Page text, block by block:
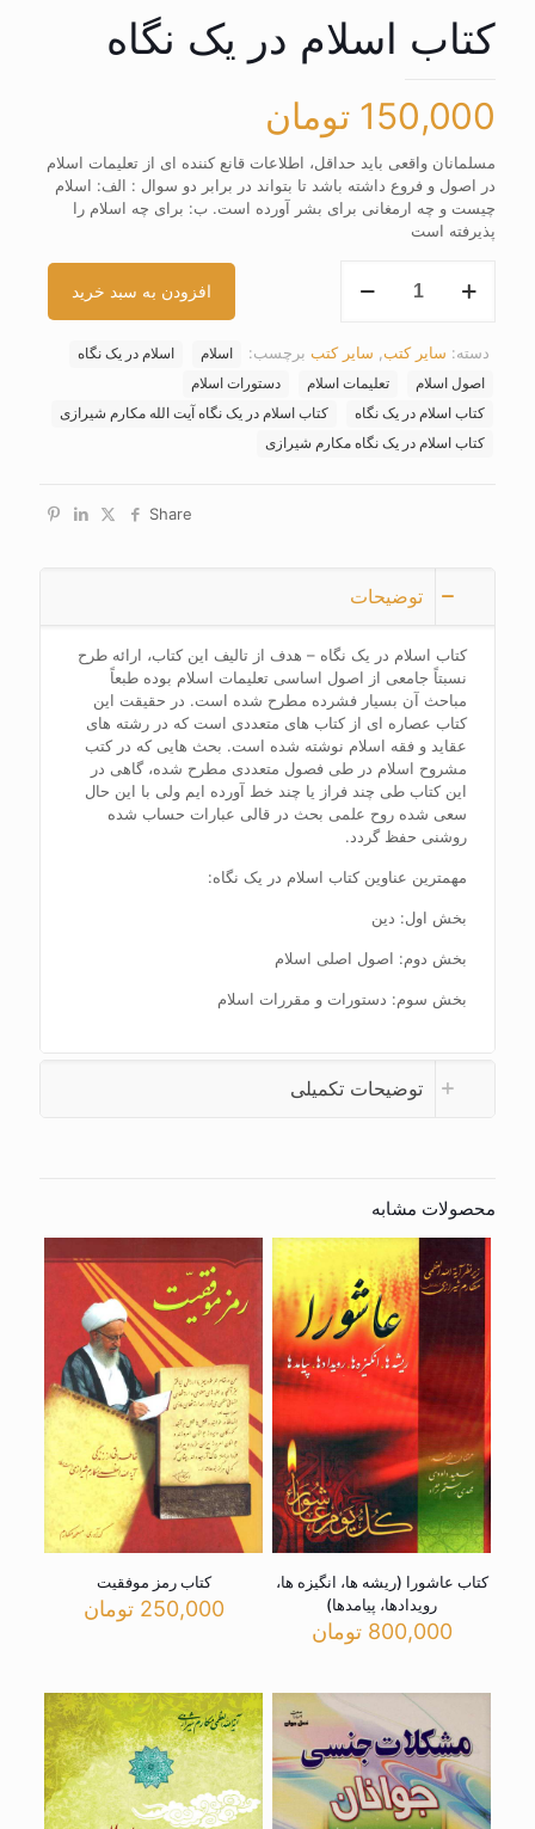
کتاب اسلام در یک نگاه
150,000 تومان
مسلمانان واقعی باید حداقل، اطلاعات قانع کننده ای از تعلیمات اسلام
در اصول و فروع داشته باشد تا بتواند در برابر دو سوال : الف: اسلام
چیست و چه ارمغانی برای بشر آورده است. ب: برای چه اسلام را
پذیرفته است
اسلام
نگاه
عدد
افزودن به سبد خرید
دسته: سایر کتب سایر کتب برچسب: اسلام
اسلام در یک نگاه
اصول اسلام
تعلیمات اسلام
دستورات اسلام
کتاب اسلام در یک نگاه
کتاب اسلام در یک نگاه آیت الله مکارم شیرازی
کتاب اسلام در یک نگاه مکارم شیرازی
Share
توضیحات
کتاب اسلام در یک نگاه – هدف از تالیف این کتاب، ارائه طرح
نسبتاً جامعی از اصول اساسی تعلیمات اسلام بوده طبعاً
مباحث آن بسیار فشرده مطرح شده است. در حقیقت این
کتاب عصاره ای از کتاب های متعددی است که در رشته های
عقاید و فقه اسلام نوشته شده است. بحث هایی که در کتب
مشروح اسلام در طی فصول متعددی مطرح شده، گاهی در
این کتاب طی چند فراز یا چند خط آورده ایم ولی با این حال
سعی شده روح علمی بحث در قالی عبارات حساب شده
روشنی حفظ گردد.
مهمترین عناوین کتاب اسلام در یک نگاه:
بخش اول: دین
بخش دوم: اصول اصلی اسلام
بخش سوم: دستورات و مقررات اسلام
توضیحات تکمیلی
محصولات مشابه
کتاب عاشورا (ریشه ها، انگیزه ها،
رویدادها، پیامدها)
800,000 تومان
کتاب رمز موفقیت
250,000 تومان